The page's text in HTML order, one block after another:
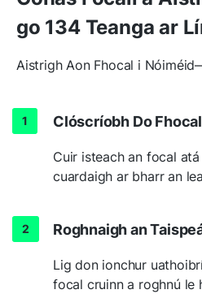
go 134 Teanga ar
Aistrigh Aon Fhocal i
Clóscríobh Do Fhocal
Cuir isteach an focal
cuardaigh ar bharr an
Roghnaigh an
Lig don ionchur
focal cruinn a roghnú le